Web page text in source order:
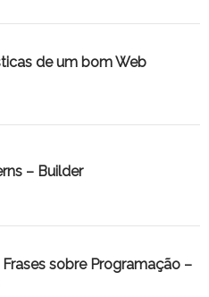
de um bom Web
– Builder
sobre Programação –